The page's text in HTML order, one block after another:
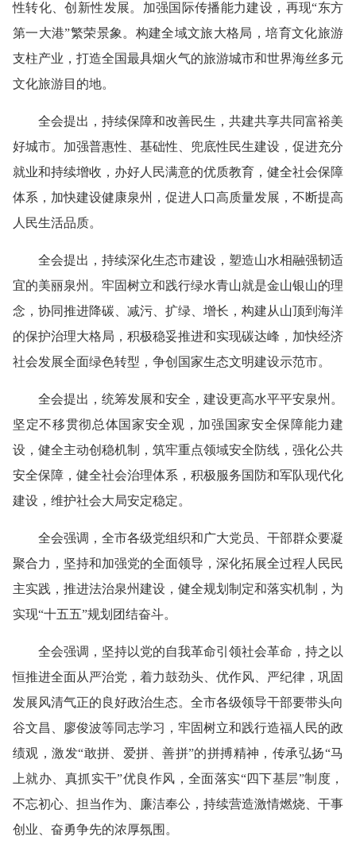
性转化、创新性发展。加强国际传播能力建设，再现“东方
第一大港”繁荣景象。构建全域文旅大格局，培育文化旅游
支柱产业，打造全国最具烟火气的旅游城市和世界海丝多元
文化旅游目的地。
全会提出，持续保障和改善民生，共建共享共同富裕美
好城市。加强普惠性、基础性、兜底性民生建设，促进充分
就业和持续增收，办好人民满意的优质教育，健全社会保障
体系，加快建设健康泉州，促进人口高质量发展，不断提高
人民生活品质。
全会提出，持续深化生态市建设，塑造山水相融强韧适
宜的美丽泉州。牢固树立和践行绿水青山就是金山银山的理
念，协同推进降碳、减污、扩绿、增长，构建从山顶到海洋
的保护治理大格局，积极稳妥推进和实现碳达峰，加快经济
社会发展全面绿色转型，争创国家生态文明建设示范市。
全会提出，统筹发展和安全，建设更高水平平安泉州。
坚定不移贯彻总体国家安全观，加强国家安全保障能力建
设，健全主动创稳机制，筑牢重点领域安全防线，强化公共
安全保障，健全社会治理体系，积极服务国防和军队现代化
建设，维护社会大局安定稳定。
全会强调，全市各级党组织和广大党员、干部群众要凝
聚合力，坚持和加强党的全面领导，深化拓展全过程人民民
主实践，推进法治泉州建设，健全规划制定和落实机制，为
实现“十五五”规划团结奋斗。
全会强调，坚持以党的自我革命引领社会革命，持之以
恒推进全面从严治党 ，着力鼓劲头、优作风、严纪律，巩固
发展风清气正的良好政治生态。全市各级领导干部要带头向
谷文昌、廖俊波等同志学习，牢固树立和践行造福人民的政
绩观，激发“敢拼、爱拼、善拼”的拼搏精神，传承弘扬“马
上就办、真抓实干”优良作风，全面落实“四下基层”制度，
不忘初心、担当作为、廉洁奉公，持续营造激情燃烧、干事
创业、奋勇争先的浓厚氛围。